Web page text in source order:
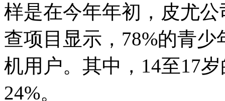
样是在今年年初，皮尤
查项目显示，78%的青
机用户。其中，14至17
24%。